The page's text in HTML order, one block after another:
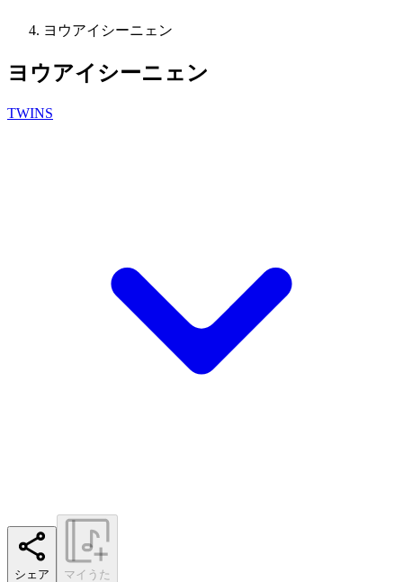
ヨウアイシーニェン
ヨウアイシーニェン
TWINS
シェア マイうた